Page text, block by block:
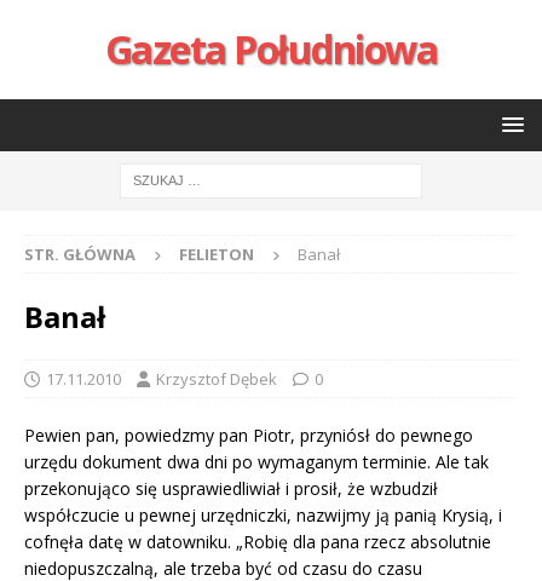
Gazeta Południowa
STR. GŁÓWNA FELIETON Banał
Banał
17.11.2010 Krzysztof Dębek 0
Pewien pan, powiedzmy pan Piotr, przyniósł do pewnego
urzędu dokument dwa dni po wymaganym terminie. Ale tak
przekonująco się usprawiedliwiał i prosił, że wzbudził
współczucie u pewnej urzędniczki, nazwijmy ją panią Krysią, i
cofnęła datę w datowniku. „Robię dla pana rzecz absolutnie
niedopuszczalną, ale trzeba być od czasu do czasu